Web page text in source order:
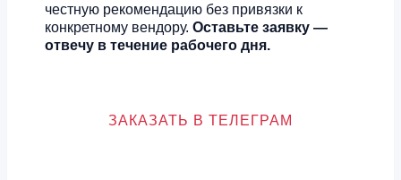
честную рекомендацию без привязки к
конкретному вендору. Оставьте заявку —
отвечу в течение рабочего дня.
ЗАКАЗАТЬ В ТЕЛЕГРАМ